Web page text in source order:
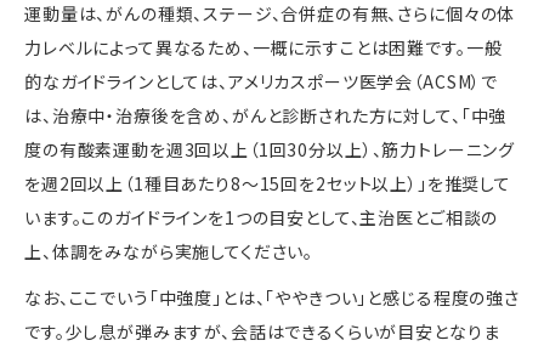
運動量は、がんの種類、ステージ、合併症の有無、さらに個々の体
力レベルによって異なるため、一概に示すことは困難です。一般
的なガイドラインとしては、アメリカスポーツ医学会（ACSM）で
は、治療中・治療後を含め、がんと診断された方に対して、「中強
度の有酸素運動を週3回以上（1回30分以上）、筋力トレーニング
を週2回以上（1種目あたり8〜15回を2セット以上）」を推奨して
います。このガイドラインを1つの目安として、主治医とご相談の
上、体調をみながら実施してください。
なお、ここでいう「中強度」とは、「ややきつい」と感じる程度の強さ
です。少し息が弾みますが、会話はできるくらいが目安となりま